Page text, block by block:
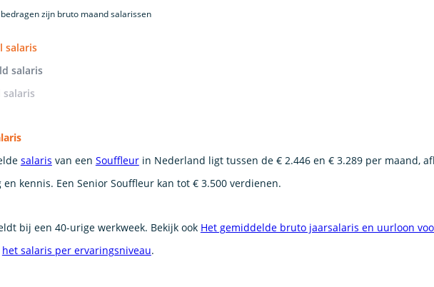
zijn bruto maand salarissen
salaris
salaris
salaris
salaris van een Souffleurin Nederland ligt tussen de € 2.446 en € 3.289 per maand,
kennis. Een Senior Souffleur kan tot € 3.500 verdienen.
bij een 40-urige werkweek. Bekijk ook Het gemiddelde bruto jaarsalaris en uurloon
het salaris per ervaringsniveau.